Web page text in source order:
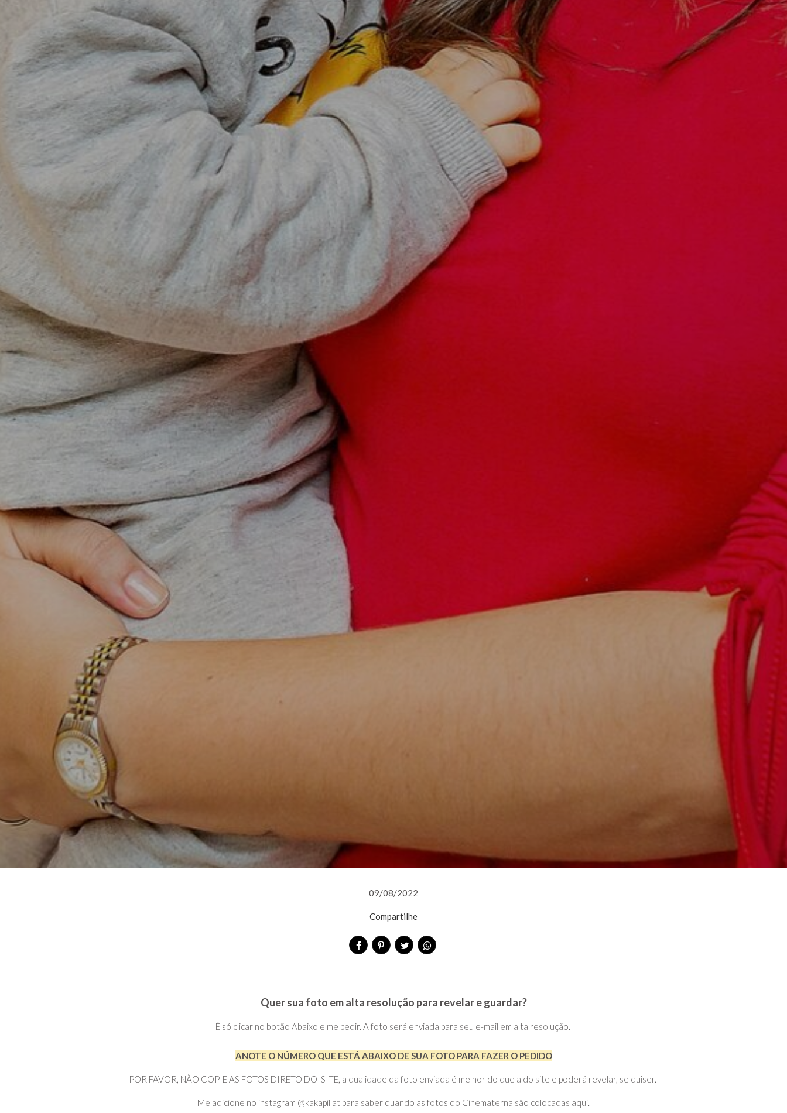
09/08/2022
Compartilhe
Quer sua foto em alta resolução para revelar e guardar?
É só clicar no botão Abaixo e me pedir. A foto será enviada para seu e-mail em alta resolução.
ANOTE O NÚMERO QUE ESTÁ ABAIXO DE SUA FOTO PARA FAZER O PEDIDO
POR FAVOR, NÃO COPIE AS FOTOS DIRETO DO SITE, a qualidade da foto enviada é melhor do que a do site e poderá revelar, se quiser.
Me adicione no instagram @kakapillat para saber quando as fotos do Cinematerna são colocadas aqui.